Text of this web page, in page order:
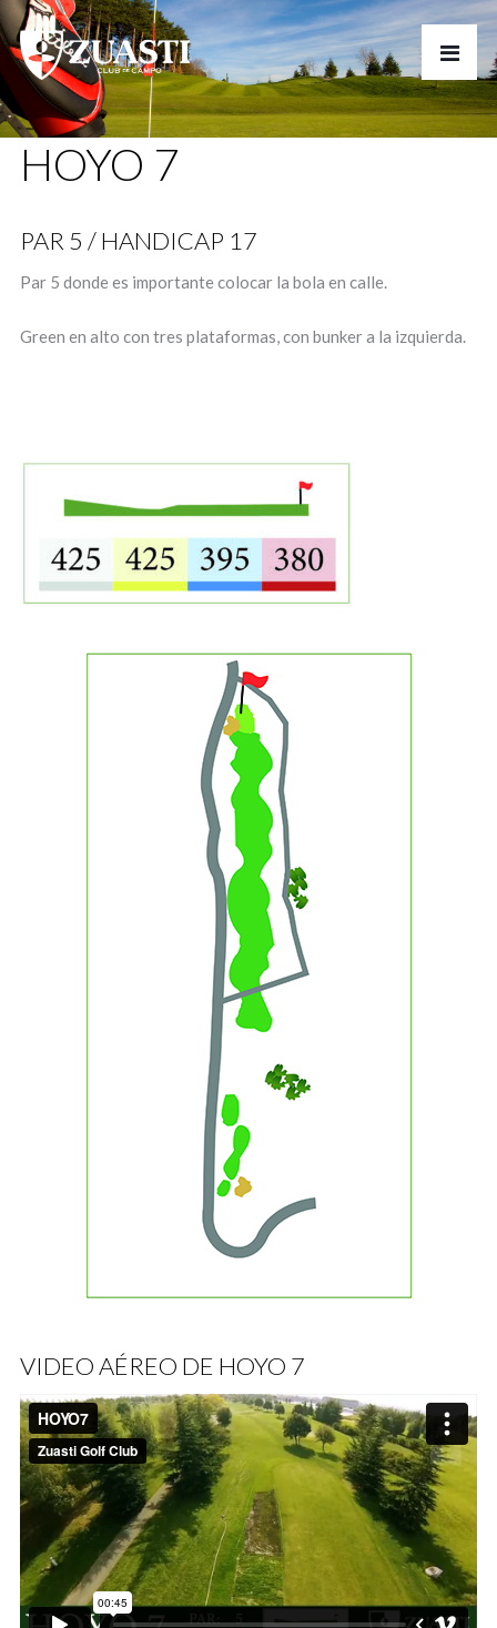
HOYO 7
PAR 5 / HANDICAP 17
Par 5 donde es importante colocar la bola en calle.
Green en alto con tres plataformas, con bunker a la izquierda.
VIDEO AÉREO DE HOYO 7